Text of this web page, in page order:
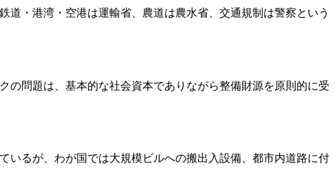
・港湾・空港は運輸省、農道は農水省、交通規制は警察という
の問題は、基本的な社会資本でありながら整備財源を原則的に受
いるが、わが国では大規模ビルへの搬出入設備、都市内道路に付